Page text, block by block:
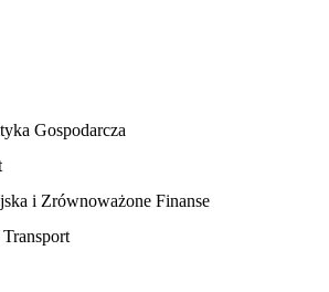
Gospodarcza
i Zrównoważone Finanse